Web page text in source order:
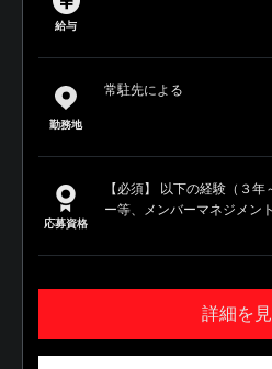
給与
勤務地
常駐先による
応募資格
【必須】 以下の経験（３
ー等、メンバーマネジメン
詳細を